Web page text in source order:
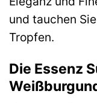
und tauchen
Tropfen.
Die Essenz